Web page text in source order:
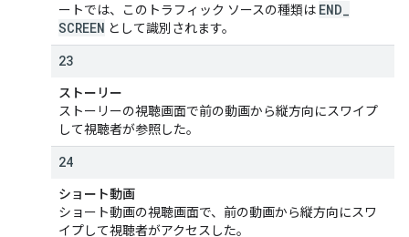
ートでは、このトラフィック ソースの種類は END
SCREEN として識別されます。
23
ストーリー
ストーリーの視聴画面で前の動画から縦方向にスワイプ
して視聴者が参照した。
24
ショート動画
ショート動画の視聴画面で、前の動画から縦方向にスワ
イプして視聴者がアクセスした。